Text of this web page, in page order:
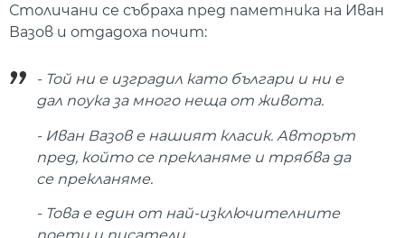
Столичани се събраха пред паметника на Иван
Вазов и отдадоха почит:
- Той ни е изградил като българи и ни е
дал поука за много неща от живота.
- Иван Вазов е нашият класик. Авторът
пред, който се прекланяме и трябва да
се прекланяме.
- Това е един от най-изключителните